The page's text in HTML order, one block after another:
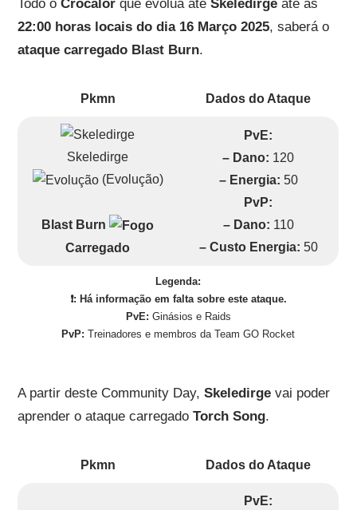
Todo o Crocalorque evolua até Skeledirge até às
22:00 horas locais do dia 16 Março 2025, saberá o
ataque carregado Blast Burn.
Pkmn Dados do Ataque
Skeledirge
(Evolução)
Blast Burn
Carregado
PvE:
– Dano: 120
– Energia: 50
PvP:
– Dano: 110
– Custo Energia: 50
Legenda:
❗: Há informação em falta sobre este ataque.
PvE: Ginásios e Raids
PvP: Treinadores e membros da Team GO Rocket
A partir deste Community Day, Skeledirge vai poder
aprender o ataque carregado Torch Song.
Pkmn Dados do Ataque
PvE: